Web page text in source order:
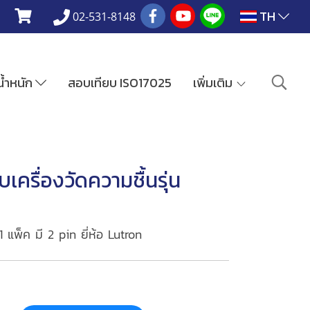
02-531-8148 TH
ำหนัก สอบเทียบ ISO17025 เพิ่มเติม
เครื่องวัดความชื้นรุ่น
1 แพ็ค มี 2 pin ยี่ห้อ Lutron